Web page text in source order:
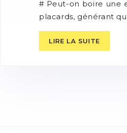
# Peut-on boire une
placards, générant
LIRE LA SUITE